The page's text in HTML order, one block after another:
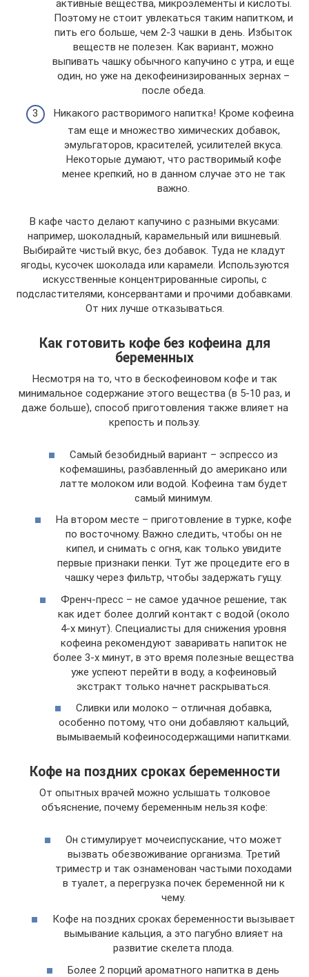
активные вещества, микроэлементы и кислоты.
Поэтому не стоит увлекаться таким напитком, и
пить его больше, чем 2-3 чашки в день. Избыток
веществ не полезен. Как вариант, можно
выпивать чашку обычного капучино с утра, и еще
один, но уже на декофеинизированных зернах –
после обеда.
Никакого растворимого напитка! Кроме кофеина
там еще и множество химических добавок,
эмульгаторов, красителей, усилителей вкуса.
Некоторые думают, что растворимый кофе
менее крепкий, но в данном случае это не так
важно.
В кафе часто делают капучино с разными вкусами:
например, шоколадный, карамельный или вишневый.
Выбирайте чистый вкус, без добавок. Туда не кладут
ягоды, кусочек шоколада или карамели. Используются
искусственные концентрированные сиропы, с
подсластителями, консервантами и прочими добавками.
От них лучше отказываться.
Как готовить кофе без кофеина для
беременных
Несмотря на то, что в бескофеиновом кофе и так
минимальное содержание этого вещества (в 5-10 раз, и
даже больше), способ приготовления также влияет на
крепость и пользу.
Самый безобидный вариант – эспрессо из
кофемашины, разбавленный до американо или
латте молоком или водой. Кофеина там будет
самый минимум.
На втором месте – приготовление в турке, кофе
по восточному. Важно следить, чтобы он не
кипел, и снимать с огня, как только увидите
первые признаки пенки. Тут же процедите его в
чашку через фильтр, чтобы задержать гущу.
Френч-пресс – не самое удачное решение, так
как идет более долгий контакт с водой (около
4-х минут). Специалисты для снижения уровня
кофеина рекомендуют заваривать напиток не
более 3-х минут, в это время полезные вещества
уже успеют перейти в воду, а кофеиновый
экстракт только начнет раскрываться.
Сливки или молоко – отличная добавка,
особенно потому, что они добавляют кальций,
вымываемый кофеиносодержащими напитками.
Кофе на поздних сроках беременности
От опытных врачей можно услышать толковое
объяснение, почему беременным нельзя кофе:
Он стимулирует мочеиспускание, что может
вызвать обезвоживание организма. Третий
триместр и так ознаменован частыми походами
в туалет, а перегрузка почек беременной ни к
чему.
Кофе на поздних сроках беременности вызывает
вымывание кальция, а это пагубно влияет на
развитие скелета плода.
Более 2 порций ароматного напитка в день